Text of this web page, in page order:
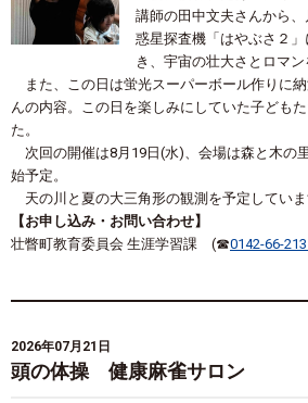
講師の田中文夫さんから
惑星探査機「はやぶさ２
き、宇宙の壮大さとロマン
また、この日は蛍光スーパーボール作りに
んの内容。この日を楽しみにしていた子ども
た。
次回の開催は8月19日(水)、会場は森と木の
始予定。
天の川と夏の大三角形の観測を予定していま
【お申し込み・お問い合わせ】
壮瞥町教育委員会 生涯学習課 (☎0142-66-
2026年07月21日
頭の体操 健康麻雀サロン